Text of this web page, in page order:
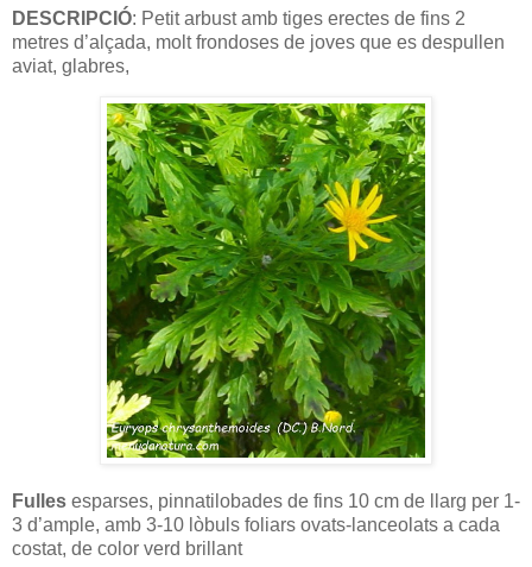
DESCRIPCIÓ: Petit arbust amb tiges erectes de fins 2
metres d’alçada, molt frondoses de joves que es despullen
aviat, glabres,
Fulles esparses, pinnatilobades de fins 10 cm de llarg per 1-
3 d’ample, amb 3-10 lòbuls foliars ovats-lanceolats a cada
costat, de color verd brillant